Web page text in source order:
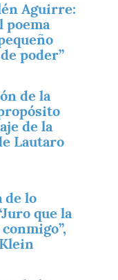
Aguirre:
poema
poder”
de la
de la
Lautaro
de lo
que la